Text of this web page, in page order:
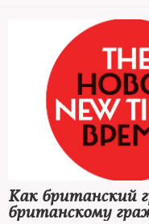
Как британский
британскому